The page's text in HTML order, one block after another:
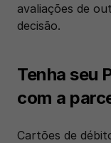
avaliações de
decisão.
Tenha seu
com a
Cartões de